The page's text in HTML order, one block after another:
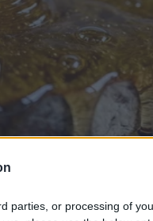
parties, or processing of